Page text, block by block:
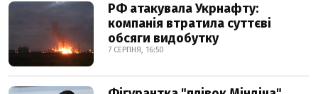
РФ атакувала Укрнафту:
компанія втратила суттєві
обсяги видобутку
7 СЕРПНЯ, 16:50